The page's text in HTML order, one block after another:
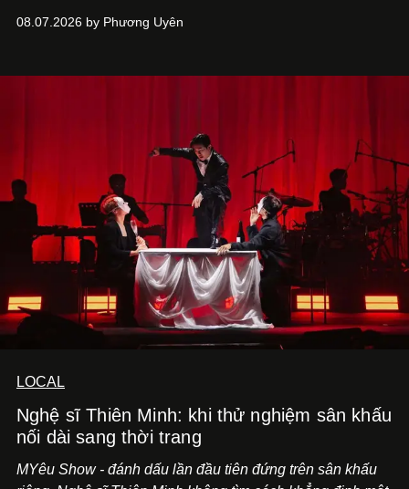
Kitchen Bar và SALEM tại TP.HCM.
08.07.2026 by Phương Uyên
LOCAL
Nghệ sĩ Thiên Minh: khi thử nghiệm sân khấu
nối dài sang thời trang
MYêu Show - đánh dấu lần đầu tiên đứng trên sân khấu